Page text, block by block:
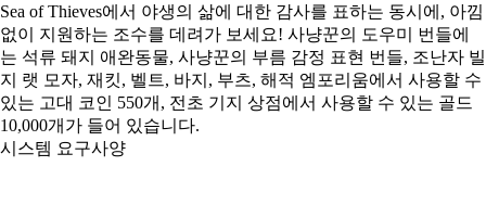
Sea of Thieves에서 야생의 삶에 대한 감사를 표하는 동시에, 아낌
없이 지원하는 조수를 데려가 보세요! 사냥꾼의 도우미 번들에
는 석류 돼지 애완동물, 사냥꾼의 부름 감정 표현 번들, 조난자 빌
지 랫 모자, 재킷, 벨트, 바지, 부츠, 해적 엠포리움에서 사용할 수
있는 고대 코인 550개, 전초 기지 상점에서 사용할 수 있는 골드
10,000개가 들어 있습니다.
시스템 요구사양